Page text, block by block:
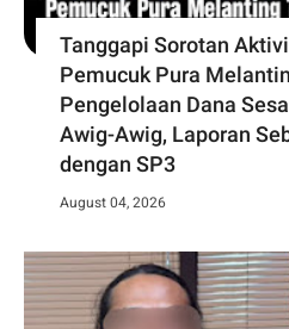
Tanggapi Sorotan
Pemucuk Pura
Pengelolaan Dana
Awig-Awig, Laporan
dengan SP3
August 04, 2026